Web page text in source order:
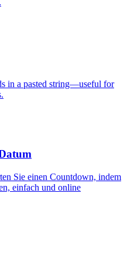
in a pasted string—useful for
Sie einen Countdown, indem
einfach und online